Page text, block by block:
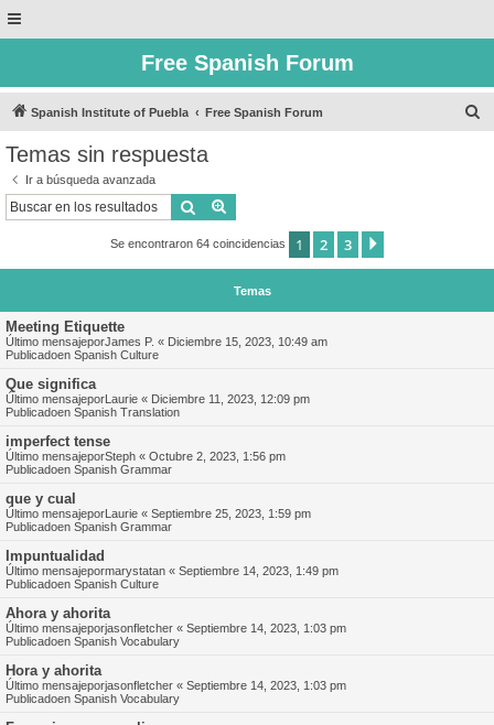
Free Spanish Forum
Spanish Institute of Puebla Free Spanish Forum
Temas sin respuesta
Ir a búsqueda avanzada
Buscar
Se encontraron 64 coincidencias 1 2 3
Temas
Meeting Etiquette
Último mensajeporJames P. « Diciembre 15, 2023, 10:49 am
Publicadoen Spanish Culture
Que significa
Último mensajeporLaurie « Diciembre 11, 2023, 12:09 pm
Publicadoen Spanish Translation
imperfect tense
Último mensajeporSteph « Octubre 2, 2023, 1:56 pm
Publicadoen Spanish Grammar
que y cual
Último mensajeporLaurie « Septiembre 25, 2023, 1:59 pm
Publicadoen Spanish Grammar
Impuntualidad
Último mensajepormarystatan « Septiembre 14, 2023, 1:49 pm
Publicadoen Spanish Culture
Ahora y ahorita
Último mensajeporjasonfletcher « Septiembre 14, 2023, 1:03 pm
Publicadoen Spanish Vocabulary
Hora y ahorita
Último mensajeporjasonfletcher « Septiembre 14, 2023, 1:03 pm
Publicadoen Spanish Vocabulary